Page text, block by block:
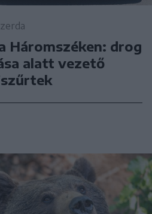
Háromszéken: drog
alatt vezető